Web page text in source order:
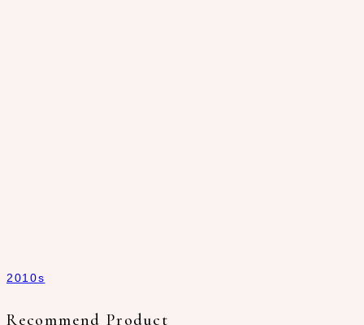
2010s
Recommend Product